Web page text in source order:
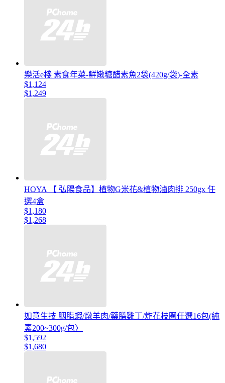
樂活e棧 素食年菜-鮮嫩糖醋素魚2袋(420g/袋)-全素
$1,124
$1,249
HOYA 【 弘陽食品】植物G米花&植物滷肉排 250gx 任
選4盒
$1,180
$1,268
如意生技 胭脂蝦/燉羊肉/藥膳雞丁/炸花枝圈任選16包(純
素200~300g/包〉
$1,592
$1,680